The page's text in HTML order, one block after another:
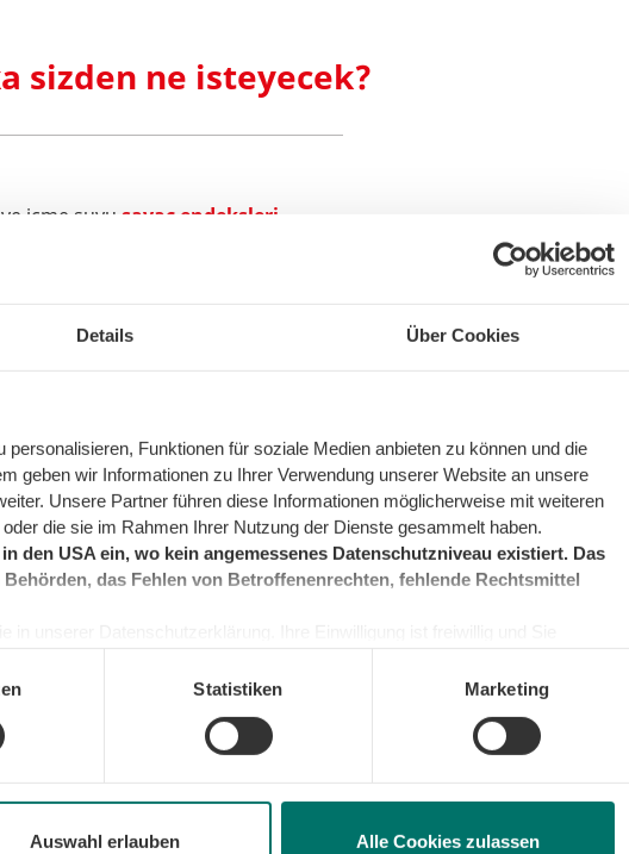
Details Über Cookies
Funktionen für soziale Medien anbieten zu können und die
geben wir Informationen zu Ihrer Verwendung unserer Website an unsere
Unsere Partner führen diese Informationen möglicherweise mit weiteren
die sie im Rahmen Ihrer Nutzung der Dienste gesammelt haben.
den USA ein, wo kein angemessenes Datenschutzniveau existiert. Das
das Fehlen von Betroffenenrechten, fehlende Rechtsmittel
betreiben zu können.Statistiken Marketing
Auswahl erlauben Alle Cookies zulassen
sizden ne isteyecek?
içme suyu sayaç endeksleri
nasıl kaydedilir?
resmini çekiniz veya bunları not alınız. Yılda bir kez
olduğu gibi görülüyor olmasına dikkat ediniz. Sayaçlar
Hangi sayacın dairenize ait olduğunu bilmiyorsanız, lütfen ev
bilgi alınız.